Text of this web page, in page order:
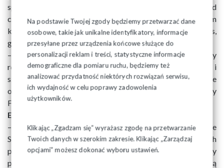
Na podstawie Twojej zgody będziemy przetwarzać dane
osobowe, takie jak unikalne identyfikatory, informacje
przesyłane przez urządzenia końcowe służące do
personalizacji reklam i treści, statystyczne informacje
demograficzne dla pomiaru ruchu, będziemy też
analizować przydatność niektórych rozwiązań serwisu,
ich wydajność w celu poprawy zadowolenia
użytkowników.
Klikając „Zgadzam się” wyrażasz zgodę na przetwarzanie
Twoich danych w szerokim zakresie. Klikając „Zarządzaj
opcjami” możesz dokonać wyboru ustawień.
spłaszczać. My proponujemy 20 proc. i czekamy, żeby rząd
coś zaproponował. Nie może być tak, że rząd tylko nam
komunikuje, bo to nie są negocjacje. Negocjacje są wówczas,
gdy spotykamy się w połowie drogi – zaznaczył Piotr Duda.
– Mam nadzieję, że pod koniec marca wypracujemy
rozwiązania, które usatysfakcjonują nie tylko nauczycieli i
szeroko pojętą sferę finansów publicznych, ale także
odmrożą wskaźnik, od którego oblicza się Zakładowy
Fundusz Świadczeń Socjalnych – dodał.
Emerytury stażowe
– Jeżeli nie wejdą w życie to będzie porażka, ale nie
Solidarności tylko Zjednoczonej Prawicy w wyborach
parlamentarnych. PiSu nie stać na to, żeby te wybory
przegrać. Jeśli chcą mówić o tym, że są wiarygodni to muszą